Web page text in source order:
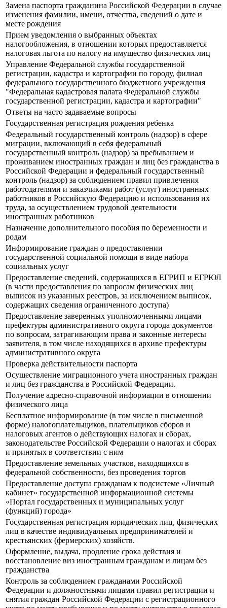
Замена паспорта гражданина Российской Федерации в случае
изменения фамилии, имени, отчества, сведений о дате и
месте рождения
Прием уведомления о выбранных объектах
налогообложения, в отношении которых предоставляется
налоговая льгота по налогу на имущество физических лиц
Управление Федеральной службы государственной
регистрации, кадастра и картографии по городу, филиал
федерального государственного бюджетного учреждения
"Федеральная кадастровая палата Федеральной службы
государственной регистрации, кадастра и картографии"
Ответы на часто задаваемые вопросы
Государственная регистрация рождения ребенка
Федеральный государственный контроль (надзор) в сфере
миграции, включающий в себя федеральный
государственный контроль (надзор) за пребыванием и
проживанием иностранных граждан и лиц без гражданства в
Российской Федерации и федеральный государственный
контроль (надзор) за соблюдением правил привлечения
работодателями и заказчиками работ (услуг) иностранных
работников в Российскую Федерацию и использования их
труда, за осуществлением трудовой деятельности
иностранных работников
Назначение дополнительного пособия по беременности и
родам
Информирование граждан о предоставлении
государственной социальной помощи в виде набора
социальных услуг
Предоставление сведений, содержащихся в ЕГРИП и ЕГРЮЛ
(в части предоставления по запросам физических лиц
выписок из указанных реестров, за исключением выписок,
содержащих сведения ограниченного доступа)
Предоставление заверенных уполномоченными лицами
префектуры административного округа города документов
по вопросам, затрагивающим права и законные интересы
заявителя, в том числе находящихся в архиве префектуры
административного округа
Проверка действительности паспорта
Осуществление миграционного учета иностранных граждан
и лиц без гражданства в Российской Федерации.
Получение адресно-справочной информации в отношении
физического лица
Бесплатное информирование (в том числе в письменной
форме) налогоплательщиков, плательщиков сборов и
налоговых агентов о действующих налогах и сборах,
законодательстве Российской Федерации о налогах и сборах
и принятых в соответствии с ним
Предоставление земельных участков, находящихся в
федеральной собственности, без проведения торгов
Предоставление доступа гражданам к подсистеме «Личный
кабинет» государственной информационной системы
«Портал государственных и муниципальных услуг
(функций) города»
Государственная регистрация юридических лиц, физических
лиц в качестве индивидуальных предпринимателей и
крестьянских (фермерских) хозяйств.
Оформление, выдача, продление срока действия и
восстановление виз иностранным гражданам и лицам без
гражданства
Контроль за соблюдением гражданами Российской
Федерации и должностными лицами правил регистрации и
снятия граждан Российской Федерации с регистрационного